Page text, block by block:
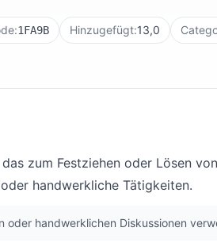
1FA9B Hinzugefügt:13,0
zum Festziehen oder Lösen
handwerkliche Tätigkeiten.
oder handwerklichen Diskussionen